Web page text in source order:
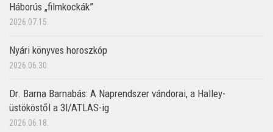
Háborús „filmkockák”
2026.07.15.
Nyári könyves horoszkóp
2026.06.30.
Dr. Barna Barnabás: A Naprendszer vándorai, a Halley-
üstököstől a 3I/ATLAS-ig
2026.06.18.